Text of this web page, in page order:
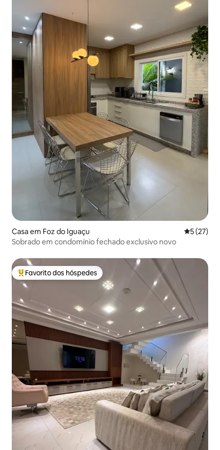
Casa em Foz do Iguaçu
5 (27)
Sobrado em condomínio fechado exclusivo novo
Favoritos dos hóspedes mais apreciados
Favorito dos hóspedes